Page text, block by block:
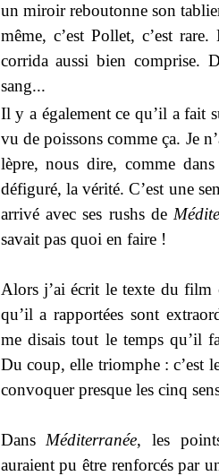
un miroir reboutonne son
même, c’est Pollet, c’est
corrida aussi bien comprise.
sang...
Il y a également ce qu’il a fait
vu de poissons comme ça. Je
lèpre, nous dire, comme
défiguré, la vérité. C’est une
arrivé avec ses rushs de
savait pas quoi en faire !
Alors j’ai écrit le texte du film
qu’il a rapportées sont
me disais tout le temps qu’il
Du coup, elle triomphe : c’est
convoquer presque les cinq
DansMéditerranée, les
auraient pu être renforcés par